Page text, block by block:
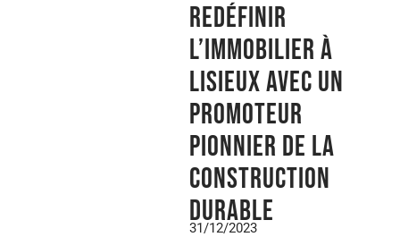
Redéfinir
l’immobilier à
Lisieux avec un
promoteur
pionnier de la
construction
durable
31/12/2023